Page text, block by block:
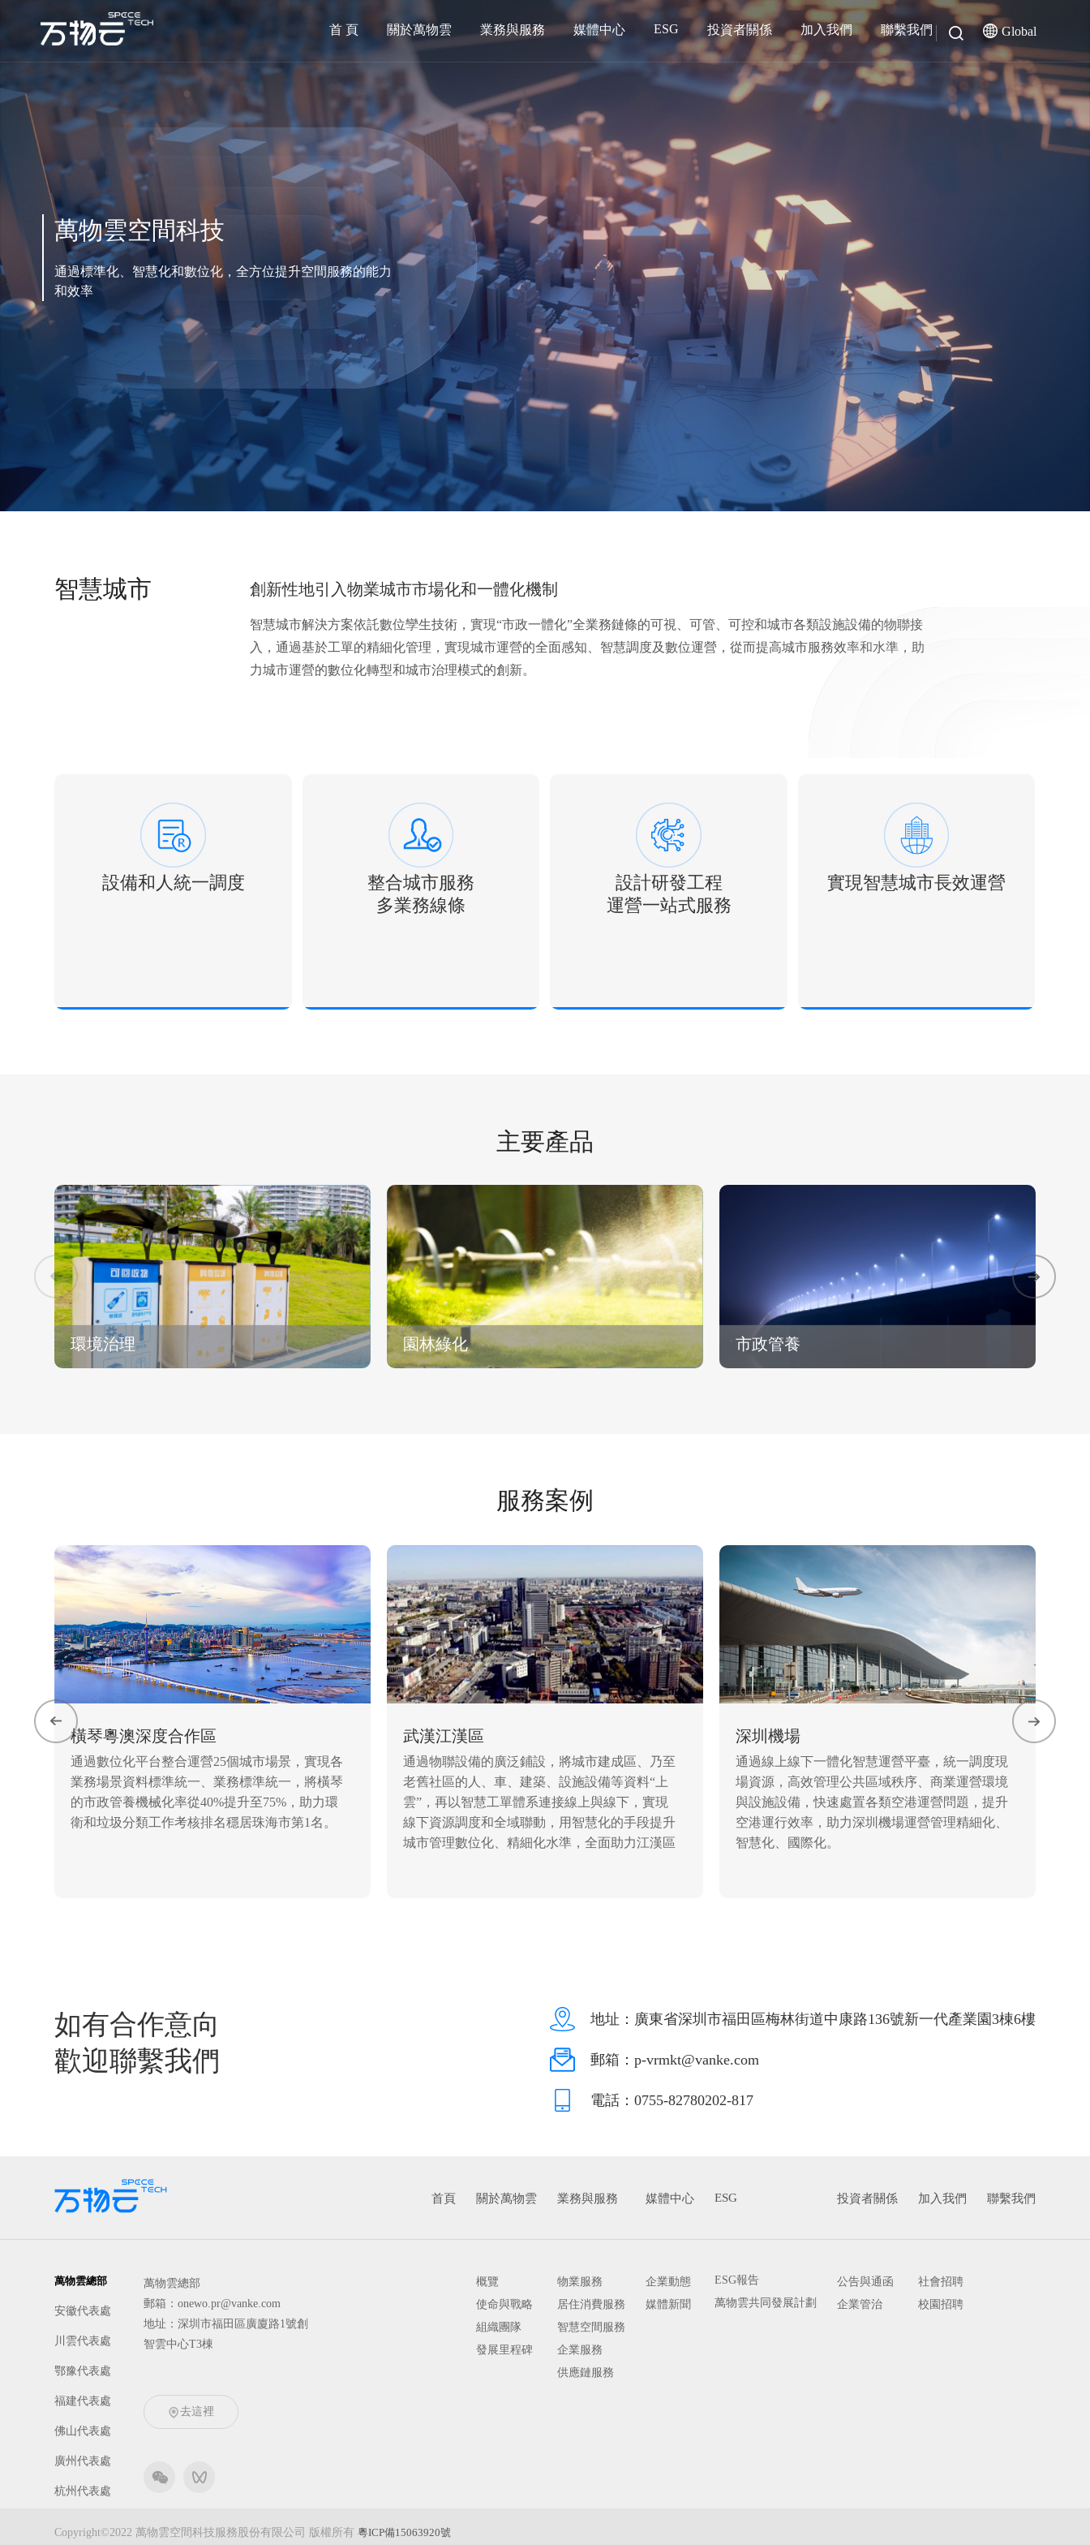
首 頁 關於萬物雲 業務與服務 媒體中心 ESG 投資者關係 加入我們 聯繫我們 Global
萬物雲空間科技
通過標準化、智慧化和數位化，全方位提升空間服務的能力
和效率
智慧城市 創新性地引入物業城市市場化和一體化機制
智慧城市解決方案依託數位孿生技術，實現“市政一體化”全業務鏈條的可視、可管、可控和城市各類設施設備的物聯接
入，通過基於工單的精細化管理，實現城市運營的全面感知、智慧調度及數位運營，從而提高城市服務效率和水準，助
力城市運營的數位化轉型和城市治理模式的創新。
設備和人統一調度
整合城市服務
多業務線條
設計研發工程
運營一站式服務
實現智慧城市長效運營
主要產品
環境治理 園林綠化 市政管養
服務案例
橫琴粵澳深度合作區
通過數位化平台整合運營25個城市場景，實現各
業務場景資料標準統一、業務標準統一，將橫琴
的市政管養機械化率從40%提升至75%，助力環
衛和垃圾分類工作考核排名穩居珠海市第1名。
武漢江漢區
通過物聯設備的廣泛鋪設，將城市建成區、乃至
老舊社區的人、車、建築、設施設備等資料“上
雲”，再以智慧工單體系連接線上與線下，實現
線下資源調度和全域聯動，用智慧化的手段提升
城市管理數位化、精細化水準，全面助力江漢區
深圳機場
通過線上線下一體化智慧運營平臺，統一調度現
場資源，高效管理公共區域秩序、商業運營環境
與設施設備，快速處置各類空港運營問題，提升
空港運行效率，助力深圳機場運營管理精細化、
智慧化、國際化。
如有合作意向
歡迎聯繫我們
地址：廣東省深圳市福田區梅林街道中康路136號新一代產業園3棟6樓
郵箱：p-vrmkt@vanke.com
電話：0755-82780202-817
萬物雲總部
安徽代表處
川雲代表處
鄂豫代表處
福建代表處
佛山代表處
廣州代表處
杭州代表處
萬物雲總部
郵箱：onewo.pr@vanke.com
地址：深圳市福田區廣廈路1號創
智雲中心T3棟
去這裡
首頁 關於萬物雲
概覽
使命與戰略
組織團隊
發展里程碑
業務與服務
物業服務
居住消費服務
智慧空間服務
企業服務
供應鏈服務
媒體中心
企業動態
媒體新聞
ESG
ESG報告
萬物雲共同發展計劃
投資者關係
公告與通函
企業管治
加入我們
社會招聘
校園招聘
聯繫我們
Copyright©2022 萬物雲空間科技服務股份有限公司 版權所有粵ICP備15063920號